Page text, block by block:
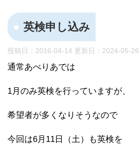
英検申し込み
投稿日：2016-04-14 更新日： 2024-05-26
通常あべりあでは
1月のみ英検を行っていますが、
希望者が多くなりそうなので
今回は6月11日（土）も英検を